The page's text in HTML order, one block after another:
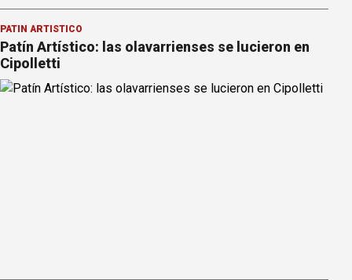
PATÍN ARTÍSTICO
Patín Artístico: las olavarrienses se lucieron en
Cipolletti